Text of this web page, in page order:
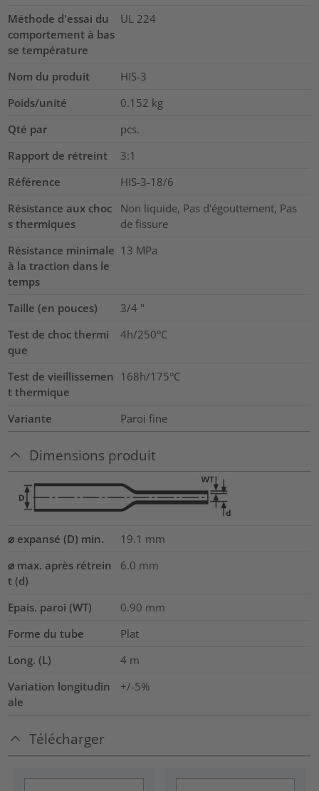
Méthode d'essai du
comportement à bas
se température
UL 224
Nom du produit
HIS-3
Poids/unité
0.152 kg
Qté par
pcs.
Rapport de rétreint
3:1
Référence
HIS-3-18/6
Résistance aux choc
s thermiques
Non liquide, Pas d'égouttement, Pas
de fissure
Résistance minimale
à la traction dans le
temps
13 MPa
Taille (en pouces) 3/4 "
Test de choc thermi
que
4h/250°C
Test de vieillissemen
t thermique
168h/175°C
Variante Paroi fine
Dimensions produit
⌀ expansé (D) min. 19.1 mm
⌀ max. après rétrein
t (d)
6.0 mm
Epais. paroi (WT) 0.90 mm
Forme du tube
Plat
Long. (L)
4 m
Variation longitudin
ale
+/-5%
Télécharger